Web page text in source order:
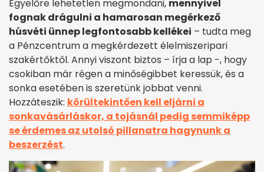
Egyelőre lehetetlen megmondani, mennyivel
fognak drágulni a hamarosan megérkező
húsvéti ünnep legfontosabb kellékei – tudta meg
a Pénzcentrum a megkérdezett élelmiszeripari
szakértőktől. Annyi viszont biztos – írja a lap -, hogy
csokiban már régen a minőségibbet keressük, és a
sonka esetében is szeretünk jobbat venni.
Hozzáteszik: körültekintően kell eljárni a
sonkavásárláskor, a tojásnál pedig semmiképp
se érdemes az utolsó pillanatra hagynunk a
beszerzést.